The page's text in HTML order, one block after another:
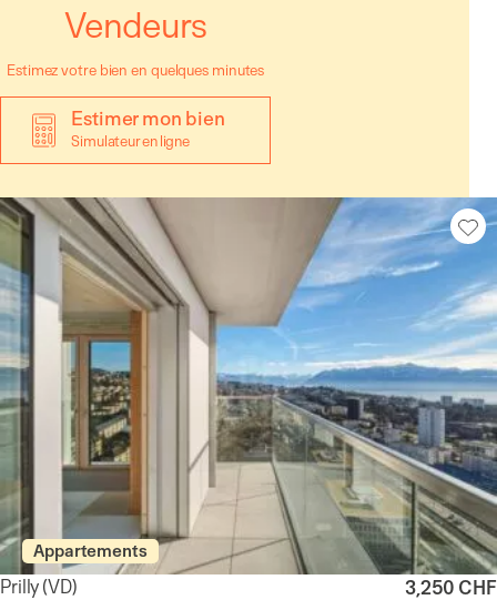
Vendeurs
Estimez votre bien en quelques minutes
Estimer mon bien
Simulateur en ligne
Appartements
Prilly(VD) 3,250 CHF